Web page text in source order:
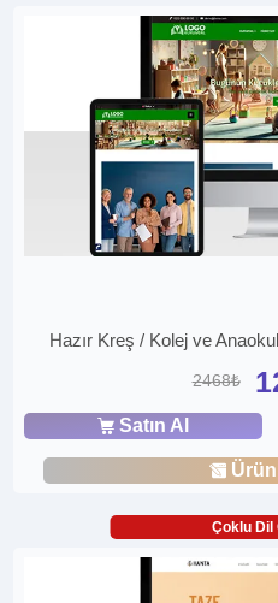
Hazır Kreş / Kolej ve
2468₺
Satın Al
Çoklu Dil